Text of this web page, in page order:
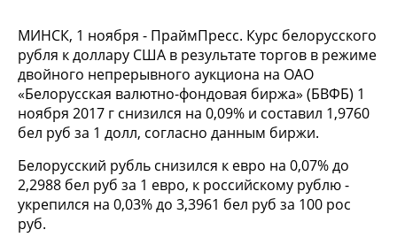
МИНСК, 1 ноября - ПраймПресс. Курс белорусского
рубля к доллару США в результате торгов в режиме
двойного непрерывного аукциона на ОАО
«Белорусская валютно-фондовая биржа» (БВФБ) 1
ноября 2017 г снизился на 0,09% и составил 1,9760
бел руб за 1 долл, согласно данным биржи.
Белорусский рубль снизился к евро на 0,07% до
2,2988 бел руб за 1 евро, к российскому рублю -
укрепился на 0,03% до 3,3961 бел руб за 100 рос
руб.